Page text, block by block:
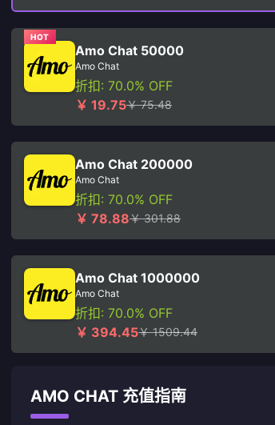
HOT
Amo Chat 50000
Amo Chat
折扣: 70.0% OFF
￥ 19.75￥ 75.48
Amo Chat 200000
Amo Chat
折扣: 70.0% OFF
￥ 78.88￥ 301.88
Amo Chat 1000000
Amo Chat
折扣: 70.0% OFF
￥ 394.45￥ 1509.44
AMO CHAT 充值指南